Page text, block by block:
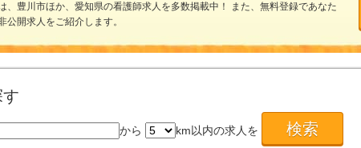
、豊川市ほか、愛知県の看護師求人を多数掲載中！ また、無料登録であなた
公開求人をご紹介します。
から km以内の求人を